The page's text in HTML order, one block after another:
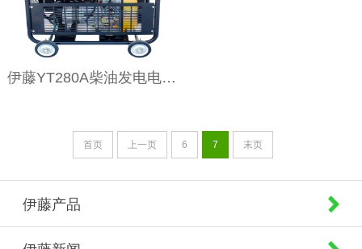
伊藤YT280A柴油发电电焊机
首页 上一页 6 7 末页
伊藤产品